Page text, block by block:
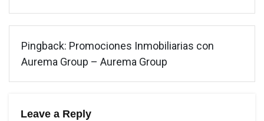
Pingback: Promociones Inmobiliarias con
Aurema Group – Aurema Group
Leave a Reply